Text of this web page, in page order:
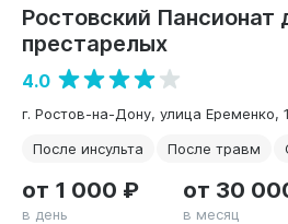
Ростовский Пансионат
престарелых
4.0
г. Ростов-на-Дону, улица Еременко,
После инсульта
После травм
от 1 000 ₽
в день
от 30
в месяц